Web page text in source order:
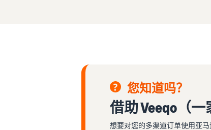
您知道吗？
借助 Veeqo（
想要对您的多渠道订单使用亚